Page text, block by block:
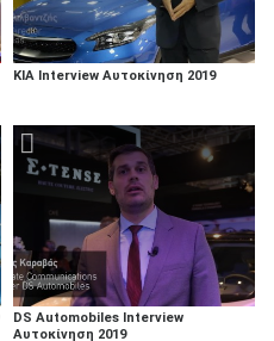
KIA Interview Αυτοκίνηση 2019
DS Automobiles Interview
Αυτοκίνηση 2019